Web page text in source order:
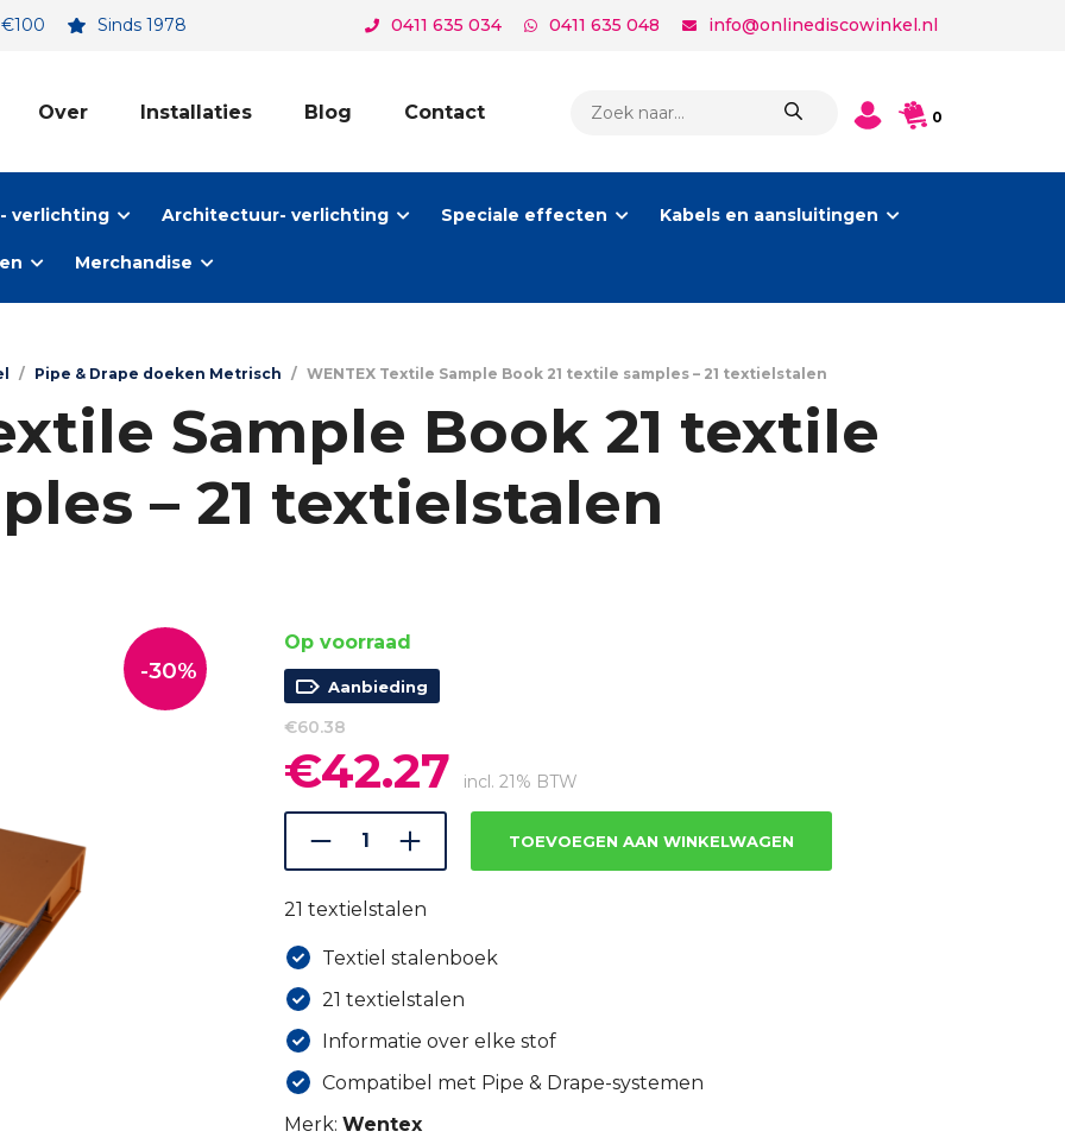
Sinds 1978 0411 635 034 0411 635 048 info@onlinediscowinkel.nl
Over Installaties Blog Contact
ZOEKEN
0
verlichting Architectuur- verlichting Speciale effecten Kabels en aansluitingen
Merchandise
/ Pipe & Drape doeken Metrisch / WENTEX Textile Sample Book 21 textile samples – 21 textielstalen
Sample Book 21 textile
– 21 textielstalen
-30%
Op voorraad
Aanbieding
€60.38
Oorspronkelijke
prijs
was:
€60.38.
€42.27 prijs
is:
€42.27.
incl. 21% BTW
TOEVOEGEN AAN WINKELWAGEN
21 textielstalen
Textiel stalenboek
21 textielstalen
Informatie over elke stof
Compatibel met Pipe & Drape-systemen
Merk: Wentex